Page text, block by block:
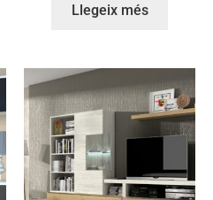
Llegeix més